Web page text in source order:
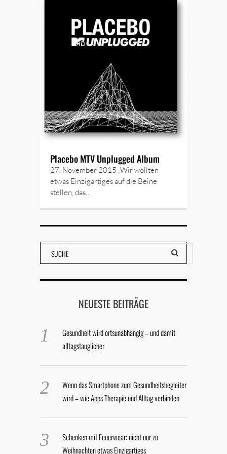
Placebo MTV Unplugged Album
27. November 2015 „Wir wollten
etwas Einzigartiges auf die Beine
stellen, das…
NEUESTE BEITRÄGE
Gesundheit wird ortsunabhängig – und damit
alltagstauglicher
Wenn das Smartphone zum Gesundheitsbegleiter
wird – wie Apps Therapie und Alltag verbinden
Schenken mit Feuerwear: nicht nur zu
Weihnachten etwas Einzigartiges